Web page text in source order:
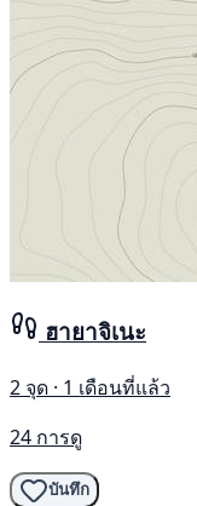
ฮายาจิเนะ
2 จุด · 1 เดือนที่แล้ว
24 การดู
บันทึก